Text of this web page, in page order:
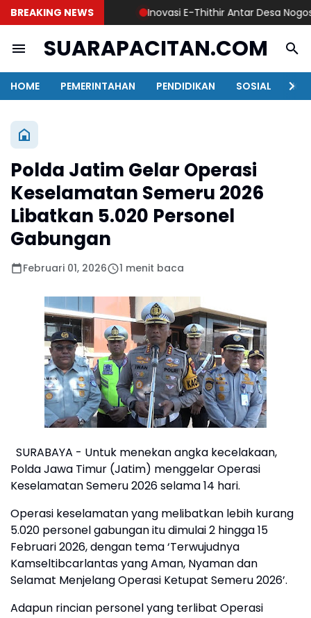
BREAKING NEWS Inovasi E-Thithir Antar Desa Nogosari
SUARAPACITAN.COM
HOME PEMERINTAHAN PENDIDIKAN SOSIAL
Polda Jatim Gelar Operasi
Keselamatan Semeru 2026
Libatkan 5.020 Personel
Gabungan
Februari 01, 2026 1 menit baca
SURABAYA - Untuk menekan angka kecelakaan,
Polda Jawa Timur (Jatim) menggelar Operasi
Keselamatan Semeru 2026 selama 14 hari.
Operasi keselamatan yang melibatkan lebih kurang
5.020 personel gabungan itu dimulai 2 hingga 15
Februari 2026, dengan tema ‘Terwujudnya
Kamseltibcarlantas yang Aman, Nyaman dan
Selamat Menjelang Operasi Ketupat Semeru 2026’.
Adapun rincian personel yang terlibat Operasi